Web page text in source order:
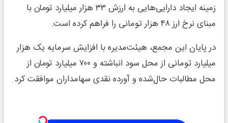
زمینه ایجاد دارایی‌هایی به ارزش ۳۳ هزار میلیارد تومان با
مبنای نرخ ارز ۴۸ هزار تومانی را فراهم کرده است.
در پایان این مجمع، هیئت‌مدیره با افزایش سرمایه یک هزار
میلیارد تومانی از محل سود انباشته و ۷۰۰ میلیارد تومان از
محل مطالبات حال‌شده و آورده نقدی سهامداران موافقت کرد.